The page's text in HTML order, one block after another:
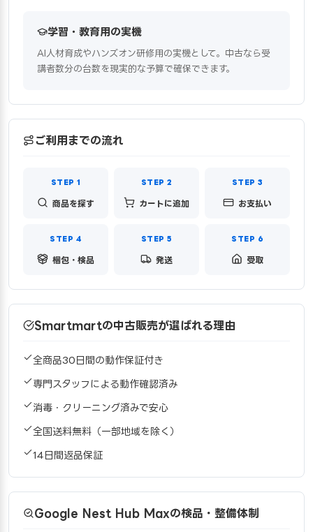
学習・教育用の実機
AI人材育成やハンズオン研修用の実機として。中古なら受
講者数分の台数を現実的な予算で確保できます。
ご利用までの流れ
商品を探す カートに追加 お支払い
梱包・検品 発送 受取
Smartmartの中古販売が選ばれる理由
全商品30日間の動作保証付き
専門スタッフによる動作確認済み
消毒・クリーニング済みで安心
全国送料無料（一部地域を除く）
14日間返品保証
Google Nest Hub Maxの検品・整備体制